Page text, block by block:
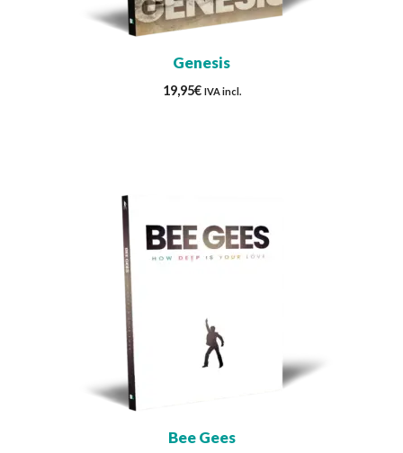
Genesis
19,95€ IVA incl.
Bee Gees